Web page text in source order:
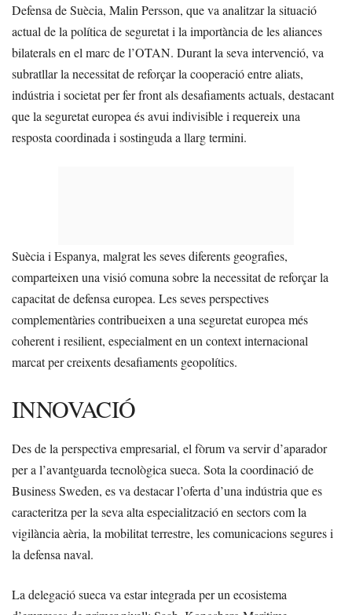
Defensa de Suècia, Malin Persson, que va analitzar la situació
actual de la política de seguretat i la importància de les aliances
bilaterals en el marc de l’OTAN. Durant la seva intervenció, va
subratllar la necessitat de reforçar la cooperació entre aliats,
indústria i societat per fer front als desafiaments actuals, destacant
que la seguretat europea és avui indivisible i requereix una
resposta coordinada i sostinguda a llarg termini.
Suècia i Espanya, malgrat les seves diferents geografies,
comparteixen una visió comuna sobre la necessitat de reforçar la
capacitat de defensa europea. Les seves perspectives
complementàries contribueixen a una seguretat europea més
coherent i resilient, especialment en un context internacional
marcat per creixents desafiaments geopolítics.
INNOVACIÓ
Des de la perspectiva empresarial, el fòrum va servir d’aparador
per a l’avantguarda tecnològica sueca. Sota la coordinació de
Business Sweden, es va destacar l’oferta d’una indústria que es
caracteritza per la seva alta especialització en sectors com la
vigilància aèria, la mobilitat terrestre, les comunicacions segures i
la defensa naval.
La delegació sueca va estar integrada per un ecosistema